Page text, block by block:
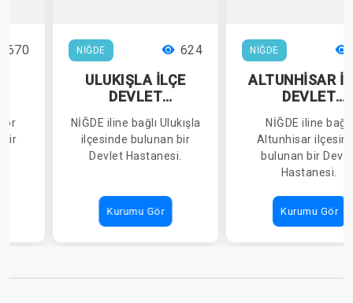
670
bir
NİĞDE 624
ULUKIŞLA İLÇE
DEVLET
NİĞDE iline bağlı Ulukışla
ilçesinde bulunan bir
Devlet Hastanesi.
Kurumu Gör
NİĞDE
ALTUNHİSAR
DEVLET
HASTANESİ
NİĞDE iline bağlı
Altunhisar
bulunan bir
Hastanesi.
Kurumu Gör